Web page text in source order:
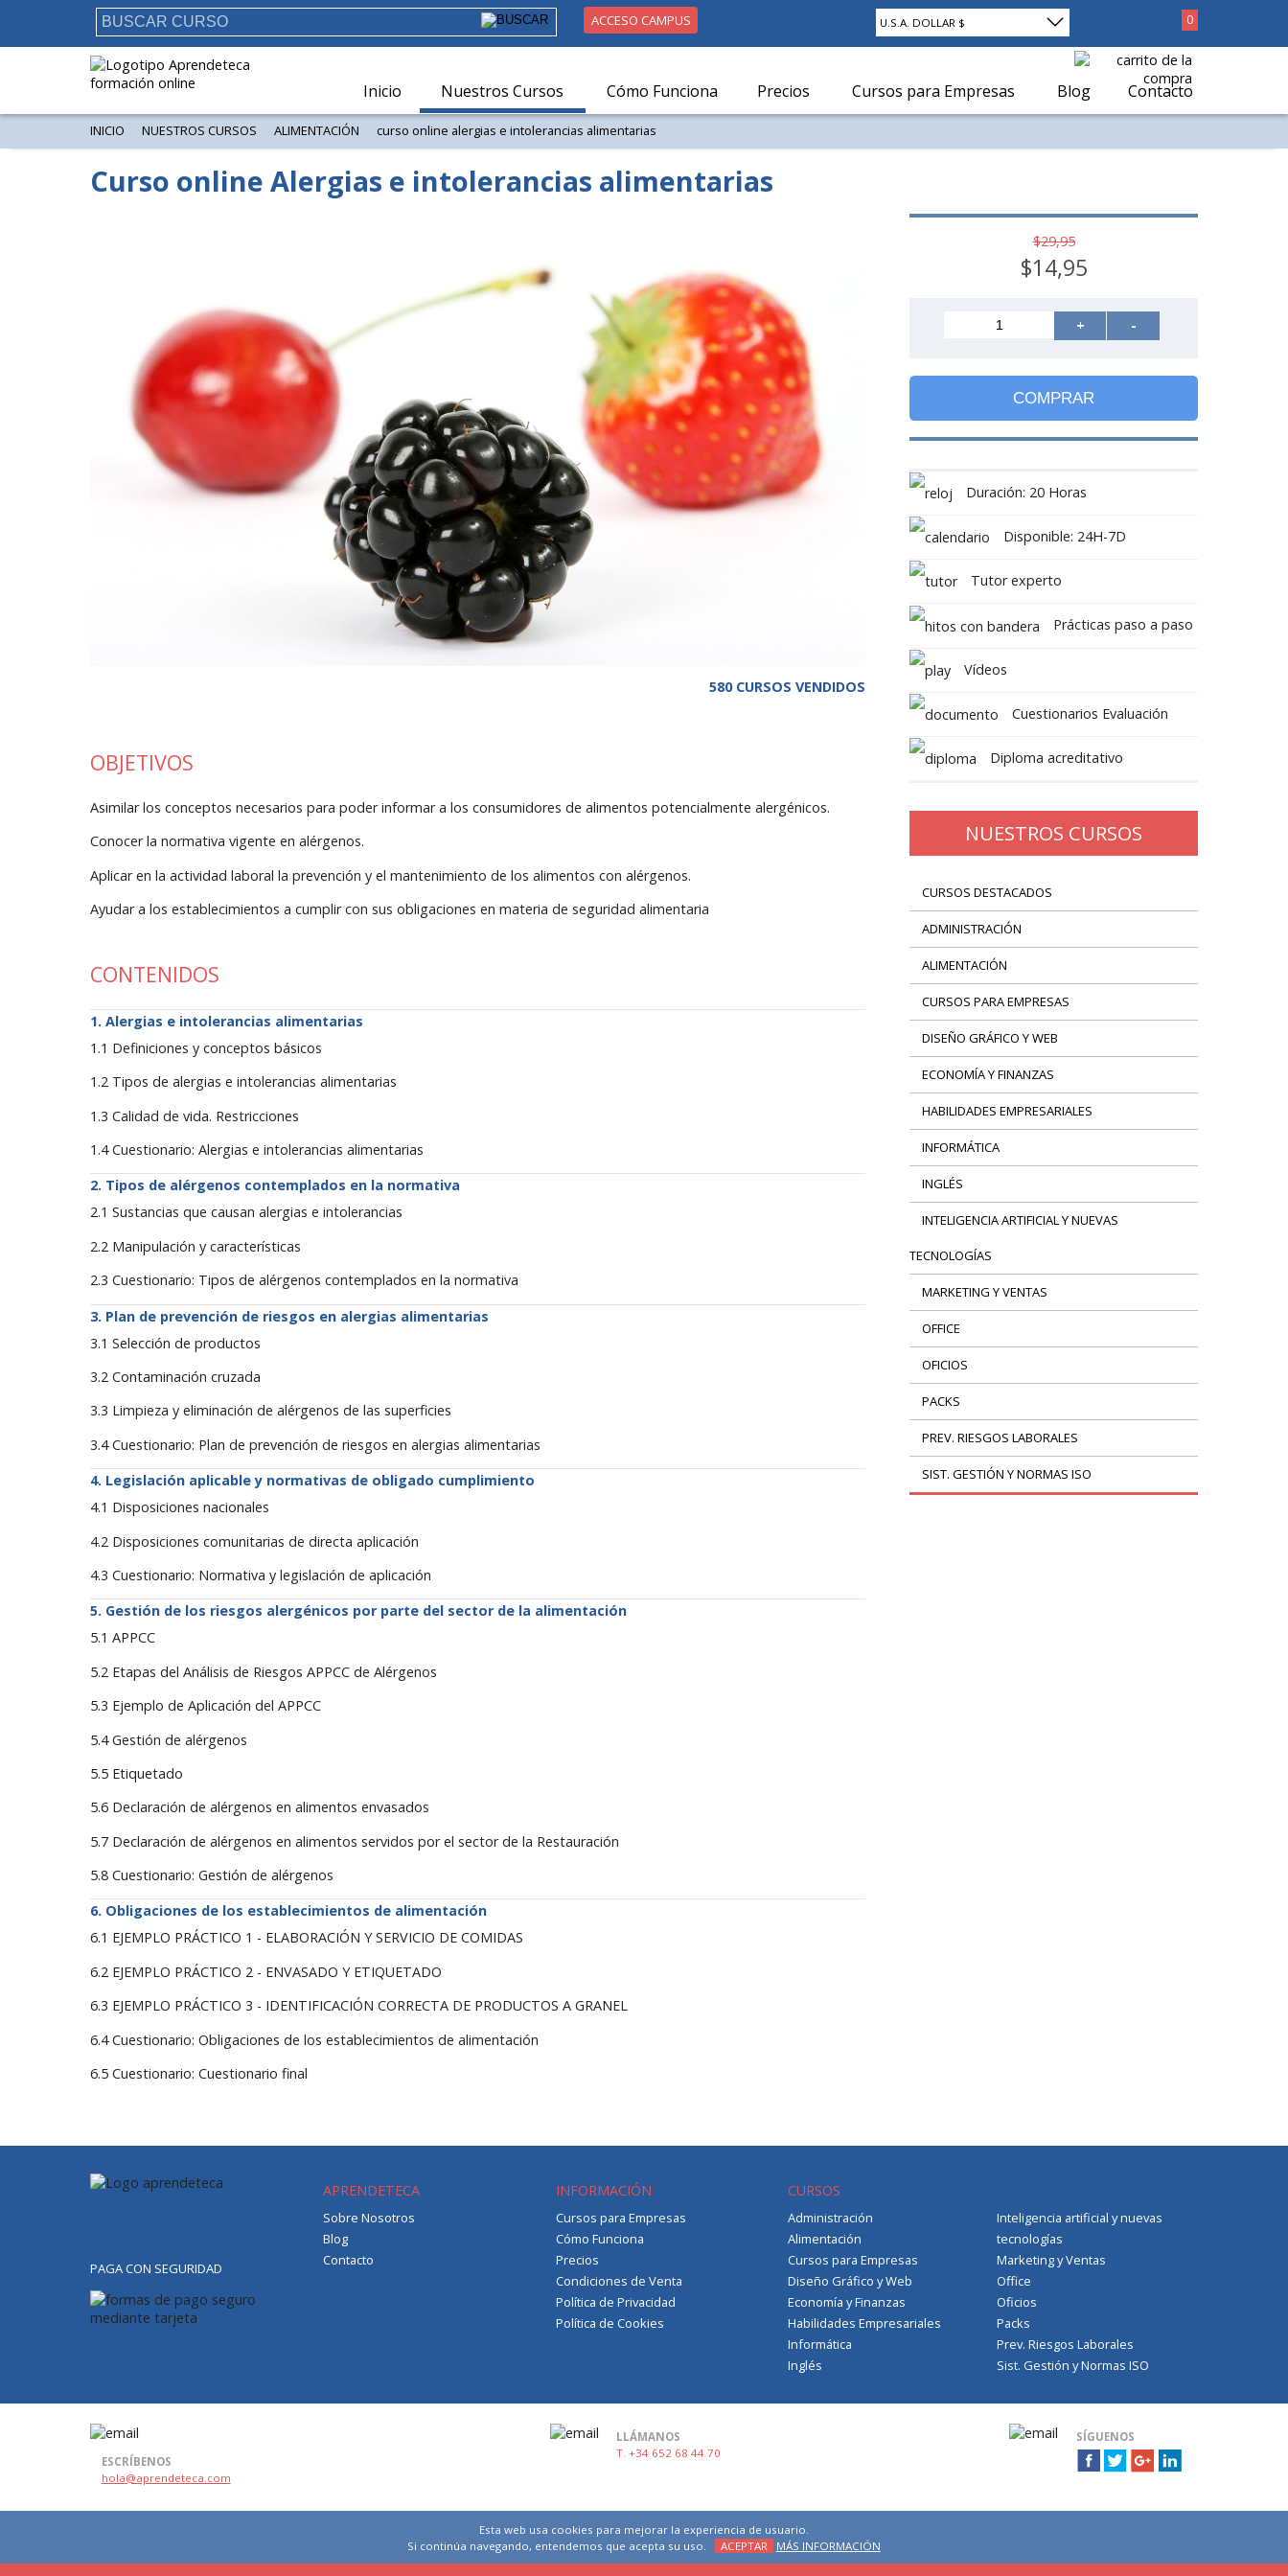
U.S.A. DOLLAR $ 0
ACCESO CAMPUS
Inicio Nuestros Cursos Cómo Funciona Precios Cursos para Empresas Blog Contacto
INICIO NUESTROS CURSOS ALIMENTACIÓN curso online alergias e intolerancias alimentarias
Curso online Alergias e intolerancias alimentarias
580 CURSOS VENDIDOS
OBJETIVOS
Asimilar los conceptos necesarios para poder informar a los consumidores de alimentos potencialmente alergénicos.
Conocer la normativa vigente en alérgenos.
Aplicar en la actividad laboral la prevención y el mantenimiento de los alimentos con alérgenos.
Ayudar a los establecimientos a cumplir con sus obligaciones en materia de seguridad alimentaria
CONTENIDOS
Alergias e intolerancias alimentarias
1.1 Definiciones y conceptos básicos
1.2 Tipos de alergias e intolerancias alimentarias
1.3 Calidad de vida. Restricciones
1.4 Cuestionario: Alergias e intolerancias alimentarias
Tipos de alérgenos contemplados en la normativa
2.1 Sustancias que causan alergias e intolerancias
2.2 Manipulación y características
2.3 Cuestionario: Tipos de alérgenos contemplados en la normativa
Plan de prevención de riesgos en alergias alimentarias
3.1 Selección de productos
3.2 Contaminación cruzada
3.3 Limpieza y eliminación de alérgenos de las superficies
3.4 Cuestionario: Plan de prevención de riesgos en alergias alimentarias
Legislación aplicable y normativas de obligado cumplimiento
4.1 Disposiciones nacionales
4.2 Disposiciones comunitarias de directa aplicación
4.3 Cuestionario: Normativa y legislación de aplicación
Gestión de los riesgos alergénicos por parte del sector de la alimentación
5.1 APPCC
5.2 Etapas del Análisis de Riesgos APPCC de Alérgenos
5.3 Ejemplo de Aplicación del APPCC
5.4 Gestión de alérgenos
5.5 Etiquetado
5.6 Declaración de alérgenos en alimentos envasados
5.7 Declaración de alérgenos en alimentos servidos por el sector de la Restauración
5.8 Cuestionario: Gestión de alérgenos
Obligaciones de los establecimientos de alimentación
6.1 EJEMPLO PRÁCTICO 1 - ELABORACIÓN Y SERVICIO DE COMIDAS
6.2 EJEMPLO PRÁCTICO 2 - ENVASADO Y ETIQUETADO
6.3 EJEMPLO PRÁCTICO 3 - IDENTIFICACIÓN CORRECTA DE PRODUCTOS A GRANEL
6.4 Cuestionario: Obligaciones de los establecimientos de alimentación
6.5 Cuestionario: Cuestionario final
$29,95
$14,95
+ -
COMPRAR
Duración: 20 Horas
Disponible: 24H-7D
Tutor experto
Prácticas paso a paso
Vídeos
Cuestionarios Evaluación
Diploma acreditativo
NUESTROS CURSOS
CURSOS DESTACADOS
ADMINISTRACIÓN
ALIMENTACIÓN
CURSOS PARA EMPRESAS
DISEÑO GRÁFICO Y WEB
ECONOMÍA Y FINANZAS
HABILIDADES EMPRESARIALES
INFORMÁTICA
INGLÉS
INTELIGENCIA ARTIFICIAL Y NUEVAS
TECNOLOGÍAS
MARKETING Y VENTAS
OFFICE
OFICIOS
PACKS
PREV. RIESGOS LABORALES
SIST. GESTIÓN Y NORMAS ISO
PAGA CON SEGURIDAD
APRENDETECA
Sobre Nosotros
Blog
Contacto
INFORMACIÓN
Cursos para Empresas
Cómo Funciona
Precios
Condiciones de Venta
Política de Privacidad
Política de Cookies
CURSOS
Administración
Alimentación
Cursos para Empresas
Diseño Gráfico y Web
Economía y Finanzas
Habilidades Empresariales
Informática
Inglés
Inteligencia artificial y nuevas
tecnologías
Marketing y Ventas
Office
Oficios
Packs
Prev. Riesgos Laborales
Sist. Gestión y Normas ISO
ESCRÍBENOS
hola@aprendeteca.com
LLÁMANOS
T. +34 652 68 44 70
SÍGUENOS
Esta web usa cookies para mejorar la experiencia de usuario.
Si continúa navegando, entendemos que acepta su uso.
ACEPTAR MÁS INFORMACIÓN